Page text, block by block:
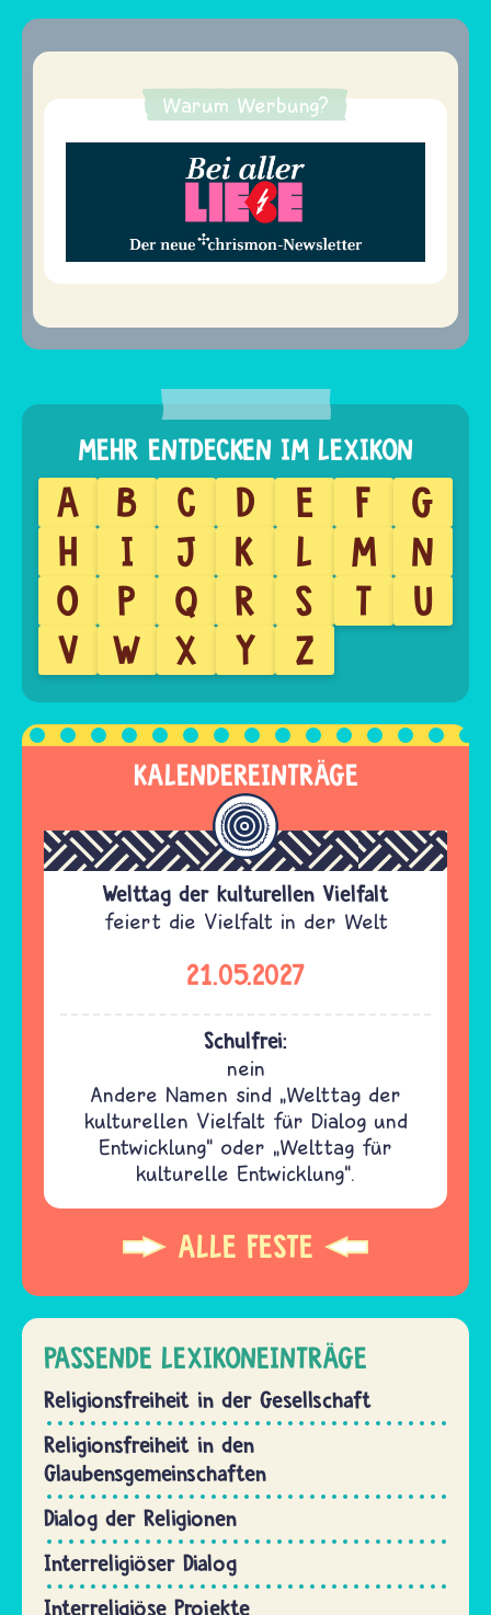
Warum Werbung?
A B C D E F
G
H
I J K L M
N
O
P Q R S T
U
V
W X Y Z
KALENDEREINTRÄGE
Welttag der kulturellen Vielfalt
feiert die Vielfalt in der Welt
21.05.2027
Schulfrei:
nein
Andere Namen sind „Welttag der
kulturellen Vielfalt für Dialog und
Entwicklung“ oder „Welttag für
kulturelle Entwicklung“.
ALLE FESTE
PASSENDE LEXIKONEINTRÄGE
Religionsfreiheit in der Gesellschaft
Religionsfreiheit in den
Glaubensgemeinschaften
Dialog der Religionen
Interreligiöser Dialog
Interreligiöse Projekte